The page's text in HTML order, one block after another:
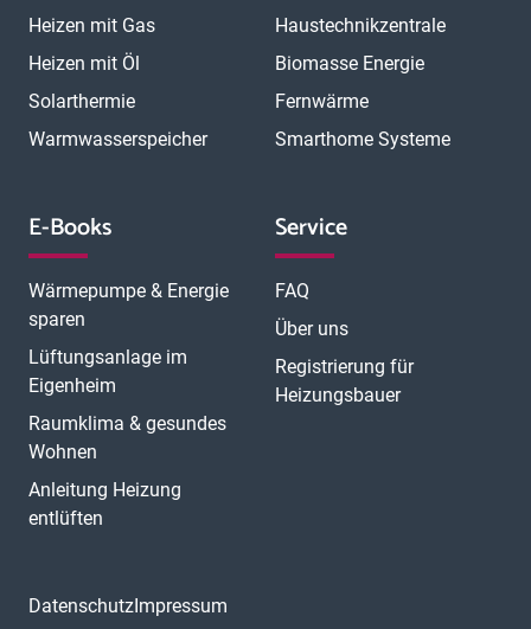
Heizen mit Gas
Heizen mit Öl
Solarthermie
Warmwasserspeicher
Haustechnikzentrale
Biomasse Energie
Fernwärme
Smarthome Systeme
E-Books
Wärmepumpe & Energie
sparen
Lüftungsanlage im
Eigenheim
Raumklima & gesundes
Wohnen
Anleitung Heizung
entlüften
Service
FAQ
Über uns
Registrierung für
Heizungsbauer
DatenschutzImpressum